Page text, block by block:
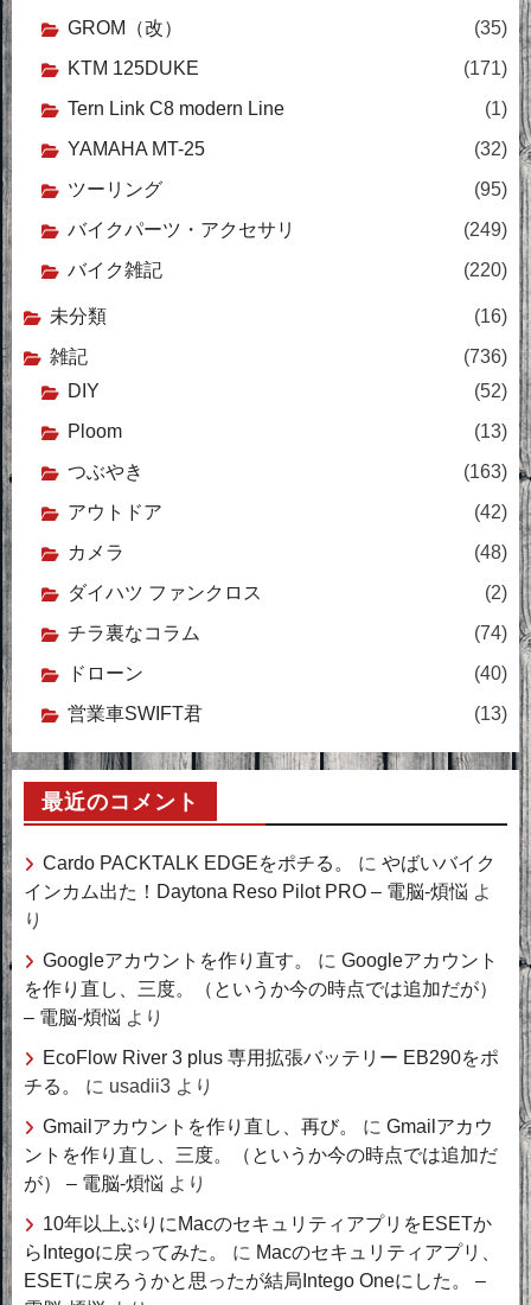
GROM（改）
(35)
KTM 125DUKE
(171)
Tern Link C8 modern Line
(1)
YAMAHA MT-25
(32)
ツーリング
(95)
バイクパーツ・アクセサリ
(249)
バイク雑記
(220)
未分類
(16)
雑記
(736)
DIY
(52)
Ploom
(13)
つぶやき
(163)
アウトドア
(42)
カメラ
(48)
ダイハツ ファンクロス
(2)
チラ裏なコラム
(74)
ドローン
(40)
営業車SWIFT君
(13)
最近のコメント
Cardo PACKTALK EDGEをポチる。 に やばいバイク
インカム出た！Daytona Reso Pilot PRO – 電脳-煩悩 よ
り
Googleアカウントを作り直す。
に Googleアカウント
を作り直し、三度。（というか今の時点では追加だが）
– 電脳-煩悩 より
EcoFlow River 3 plus 専用拡張バッテリー EB290をポ
チる。
に usadii3 より
Gmailアカウントを作り直し、再び。
に Gmailアカウ
ントを作り直し、三度。（というか今の時点では追加だ
が） – 電脳-煩悩 より
10年以上ぶりにMacのセキュリティアプリをESETか
らIntegoに戻ってみた。
に Macのセキュリティアプリ、
ESETに戻ろうかと思ったが結局Intego Oneにした。 –